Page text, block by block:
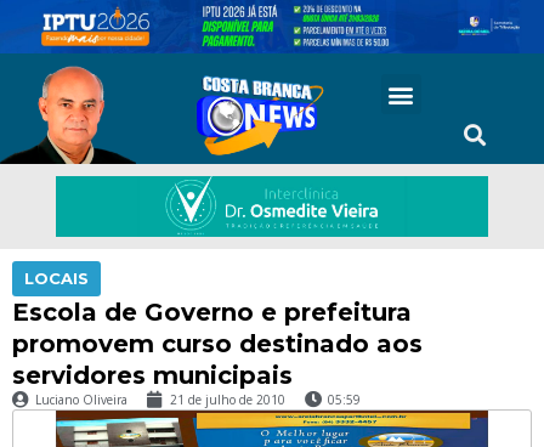
LOCAIS
Escola de Governo e prefeitura
promovem curso destinado aos
servidores municipais
Luciano Oliveira 21 de julho de 2010 05:59